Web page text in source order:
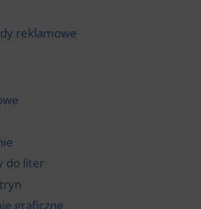
reklamowe
do liter
graficzne